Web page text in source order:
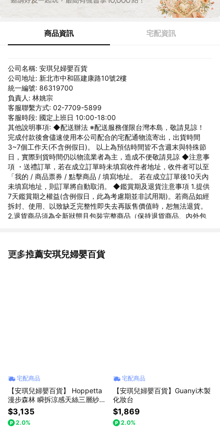
商品資訊 宅配資訊
公司名稱: 安琪兒婦嬰百貨
公司地址: 新北市中和區建康路10號2樓
統一編號: 86319700
負責人: 林姚宗
客服聯繫方式: 02-7709-5899
客服時段: 國定上班日 10:00-18:00
其他說明事項: ◆配送辦法 ※配送服務僅限台灣本島，敬請見諒！
完成付款後會儘速使用本公司配合的宅配通物流寄出，出貨時間
3~7個工作天(不含例假日)。 以上為預估時間皆不含週末與特殊節
日，實際到貨時間仍以物流業者為主，造成不便敬請見諒 ◆注意事
項 ・送禮訂單，若在成立訂單時未填寫收件者地址，收件者可以至
「我的 / 商品票券 / 點擊商品 / 填寫地址。 若在成立訂單後10天內
未填寫地址，則訂單將自動取消。 ◆鑑賞期及退貨注意事項 1.提供
7天鑑賞期之權益(含例假日，此為考慮期並非試用期)。若商品如經
拆封、使用、以致缺乏完整性即失去再販售價值時，恕無法退貨。
2.退貨商品須為全新狀態且包裝完整商品（保持退貨商品、內外包
裝上黏貼紙張或書寫文字，來做寄送。若原盒內所有物品有損壞或
更多推薦安琪兒婦嬰百貨
看更多
宅配商品
【安琪兒婦嬰百貨】 Hoppetta
漫步森林 瞬拆涼感天絲三層紗防
踢背心(可拆替換透氣排汗網眼
布)-小童(2-7歲)
$3,135
2.0%
宅配商品
【安琪兒婦嬰百貨】Guanyi木製
化妝台
$1,869
2.0%